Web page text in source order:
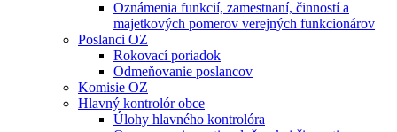
Oznámenia funkcií, zamestnaní, činností a
majetkových pomerov verejných funkcionárov
Poslanci OZ
Rokovací poriadok
Odmeňovanie poslancov
Komisie OZ
Hlavný kontrolór obce
Úlohy hlavného kontrolóra